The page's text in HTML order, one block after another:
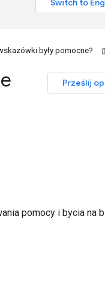
były pomocne?
Prześlij
pomocy i bycia na